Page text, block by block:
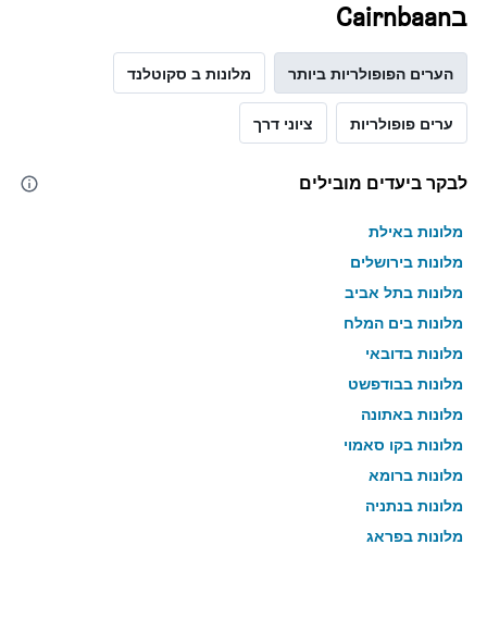
בCairnbaan
הערים הפופולריות ביותר מלונות ב סקוטלנד
ערים פופולריות ציוני דרך
לבקר ביעדים מובילים
מלונות באילת
מלונות בירושלים
מלונות בתל אביב
מלונות בים המלח
מלונות בדובאי
מלונות בבודפשט
מלונות באתונה
מלונות בקו סאמוי
מלונות ברומא
מלונות בנתניה
מלונות בפראג